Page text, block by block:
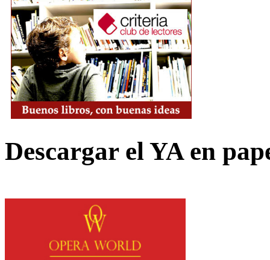
Descargar el YA en